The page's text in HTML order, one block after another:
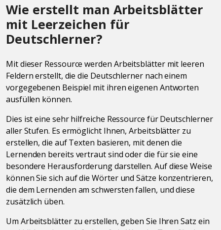
Wie erstellt man Arbeitsblätter
mit Leerzeichen für
Deutschlerner?
Mit dieser Ressource werden Arbeitsblätter mit leeren
Feldern erstellt, die die Deutschlerner nach einem
vorgegebenen Beispiel mit ihren eigenen Antworten
ausfüllen können.
Dies ist eine sehr hilfreiche Ressource für Deutschlerner
aller Stufen. Es ermöglicht Ihnen, Arbeitsblätter zu
erstellen, die auf Texten basieren, mit denen die
Lernenden bereits vertraut sind oder die für sie eine
besondere Herausforderung darstellen. Auf diese Weise
können Sie sich auf die Wörter und Sätze konzentrieren,
die dem Lernenden am schwersten fallen, und diese
zusätzlich üben.
Um Arbeitsblätter zu erstellen, geben Sie Ihren Satz ein